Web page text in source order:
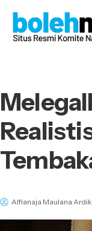
Alfianaja Maulana